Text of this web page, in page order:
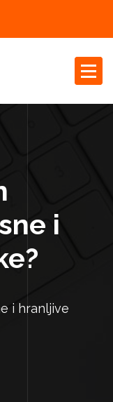
i
i hranljive